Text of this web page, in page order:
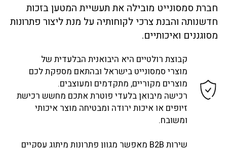
חברת סמסונייט מובילה את תעשיית המטען בזכות
חדשנותה והבנת צרכי לקוחותיה על מנת ליצור פתרונות
מסוגננים ואיכותיים.
קבוצת רולטיים היא היבואנית הבלעדית של
מוצרי סמסונייט בישראל ובהתאם מספקת לכם
מוצרים מקוריים, מתקדמים ומעוצבים.
רכישה מיבואן בלעדי פוטרת אתכם מחשש רכישת
זיופים או איכות ירודה ומבטיחה מוצר איכותי
ומשובח.
שירות B2B מאפשר מגוון פתרונות מיתוג עסקיים